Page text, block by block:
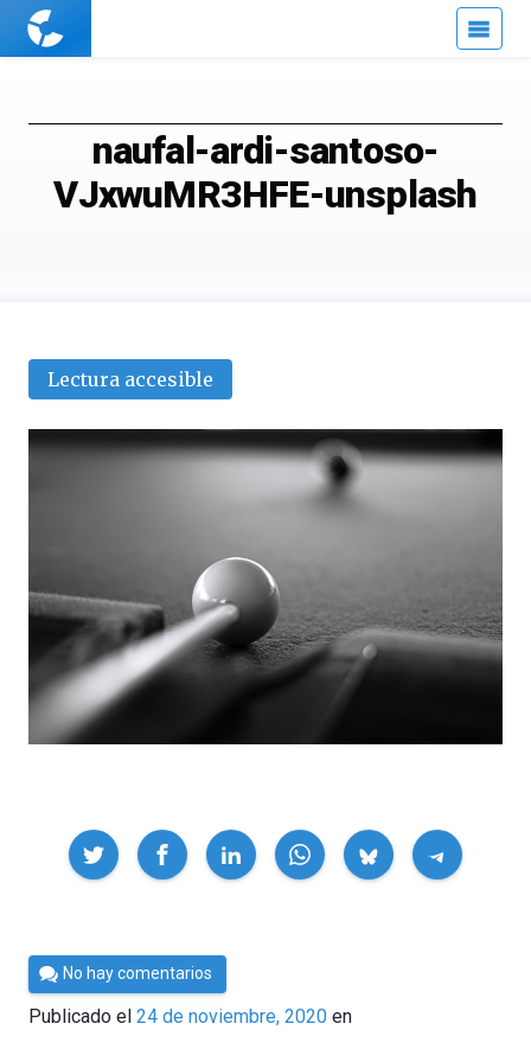
Cuaderno
naufal-ardi-santoso-
VJxwuMR3HFE-unsplash
Lectura accesible
Compartir
Por
César
Tomé
No hay comentarios
Publicado el 24 de noviembre, 2020 en